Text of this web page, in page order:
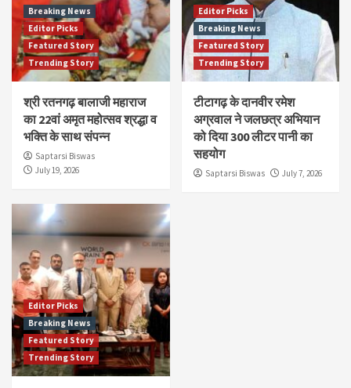
Breaking News
Editor Picks
Featured Story
Trending Story
श्री रतनगढ़ बालाजी महाराज
का 22वां अमृत महोत्सव श्रद्धा व
भक्ति के साथ संपन्न
Saptarsi Biswas
July 19, 2026
Editor Picks
Breaking News
Featured Story
Trending Story
टीटागढ़ के दानवीर रमेश
अग्रवाल ने जलछत्र अभियान
को दिया 300 लीटर पानी का
सहयोग
Saptarsi Biswas July 7, 2026
Editor Picks
Breaking News
Featured Story
Trending Story